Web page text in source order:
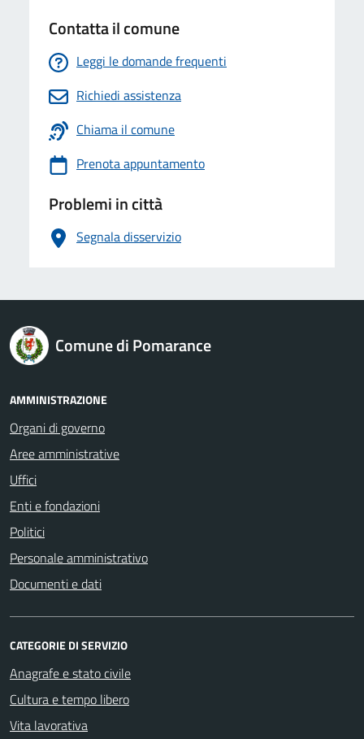
Contatta il comune
Leggi le domande frequenti
Richiedi assistenza
Chiama il comune
Prenota appuntamento
Problemi in città
Segnala disservizio
logo Unione Europea
Comune di Pomarance
AMMINISTRAZIONE
Organi di governo
Aree amministrative
Uffici
Enti e fondazioni
Politici
Personale amministrativo
Documenti e dati
CATEGORIE DI SERVIZIO
Anagrafe e stato civile
Cultura e tempo libero
Vita lavorativa